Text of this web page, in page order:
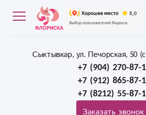
Сыктывкар, ул. Печорская, 50
+7 (904) 270-87-
+7 (912) 865-87-
+7 (8212) 55-87-
Заказать звонок